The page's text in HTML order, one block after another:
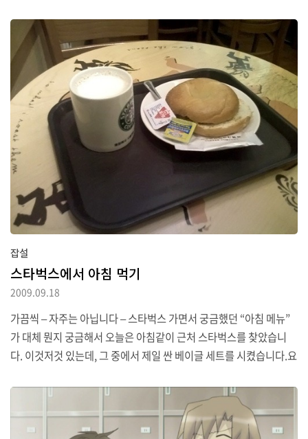
그런지 사람이 얼마나 많던지요. 서울에 있는 사람이 다 밀려나온 것
같은 착각이 들 정도였습니다.
잡설
스타벅스에서 아침 먹기
2009.09.18
가끔씩 – 자주는 아닙니다 – 스타벅스 가면서 궁금했던 “아침 메뉴”
가 대체 뭔지 궁금해서 오늘은 아침같이 근처 스타벅스를 찾았습니
다. 이것저것 있는데, 그 중에서 제일 싼 베이글 세트를 시켰습니다.요
는 컵은 아니고 그냥 포스터용이었나 봅니다. 맛은 뭐 그냥 베이글 맛
이고, 라떼 맛입니다. 나쁘진 않습니다. 그냥 너무 할 일이 없어서 해
본 것이므로, 앞으로 이럴 일은 없겠죠. 결론: 아침의 스타벅스는 조용